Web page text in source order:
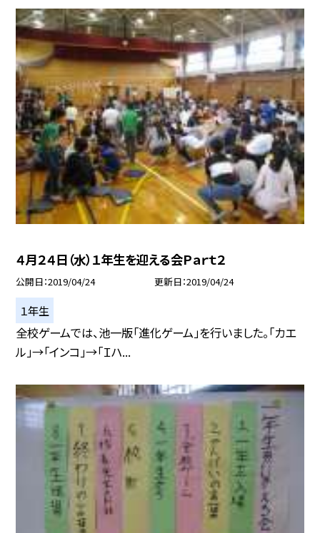
４月２４日（水）１年生を迎える会Ｐａｒｔ２
公開日 2019/04/24 更新日 2019/04/24
１年生
全校ゲームでは、池一版「進化ゲーム」を行いました。「カエ
ル」→「インコ」→「Ｉハ...